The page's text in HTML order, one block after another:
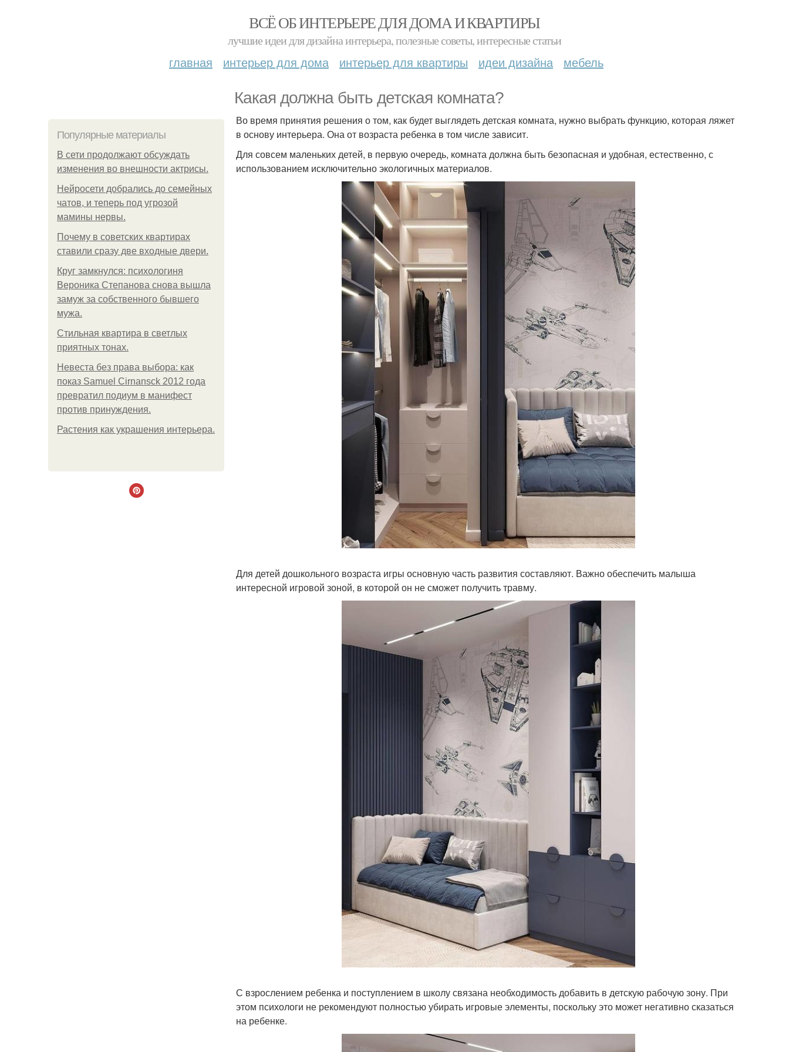
ВСЁ ОБ ИНТЕРЬЕРЕ ДЛЯ ДОМА И КВАРТИРЫ
лучшие идеи для дизайна интерьера, полезные советы, интересные статьи
главная интерьер для дома интерьер для квартиры идеи дизайна мебель
Какая должна быть детская комната?
Популярные материалы
В сети продолжают обсуждать
изменения во внешности актрисы.
Нейросети добрались до семейных
чатов, и теперь под угрозой
мамины нервы.
Почему в советских квартирах
ставили сразу две входные двери.
Круг замкнулся: психологиня
Вероника Степанова снова вышла
замуж за собственного бывшего
мужа.
Стильная квартира в светлых
приятных тонах.
Невеста без права выбора: как
показ Samuel Cirnansck 2012 года
превратил подиум в манифест
против принуждения.
Растения как украшения интерьера.
Во время принятия решения о том, как будет выглядеть детская комната, нужно выбрать функцию, которая ляжет
в основу интерьера. Она от возраста ребенка в том числе зависит.
Для совсем маленьких детей, в первую очередь, комната должна быть безопасная и удобная, естественно, с
использованием исключительно экологичных материалов.
Для детей дошкольного возраста игры основную часть развития составляют. Важно обеспечить малыша
интересной игровой зоной, в которой он не сможет получить травму.
С взрослением ребенка и поступлением в школу связана необходимость добавить в детскую рабочую зону. При
этом психологи не рекомендуют полностью убирать игровые элементы, поскольку это может негативно сказаться
на ребенке.